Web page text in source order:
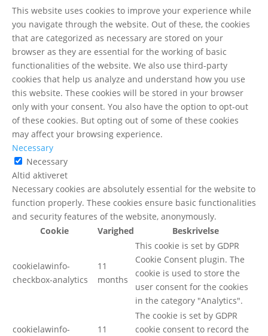
This website uses cookies to improve your experience while
you navigate through the website. Out of these, the cookies
that are categorized as necessary are stored on your
browser as they are essential for the working of basic
functionalities of the website. We also use third-party
cookies that help us analyze and understand how you use
this website. These cookies will be stored in your browser
only with your consent. You also have the option to opt-out
of these cookies. But opting out of some of these cookies
may affect your browsing experience.
Necessary
Necessary
Altid aktiveret
Necessary cookies are absolutely essential for the website to
function properly. These cookies ensure basic functionalities
and security features of the website, anonymously.
Cookie
Varighed Beskrivelse
cookielawinfo-
checkbox-analytics
11
months
This cookie is set by GDPR
Cookie Consent plugin. The
cookie is used to store the
user consent for the cookies
in the category "Analytics".
cookielawinfo-
11
The cookie is set by GDPR
cookie consent to record the